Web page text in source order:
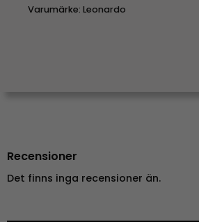
Varumärke: Leonardo
Recensioner
Det finns inga recensioner än.